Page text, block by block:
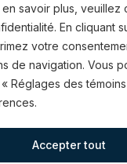
savoir plus, veuillez
En cliquant
votre
de navigation. Vous
Réglages des
Accepter tout
SHAPIRO
à nos